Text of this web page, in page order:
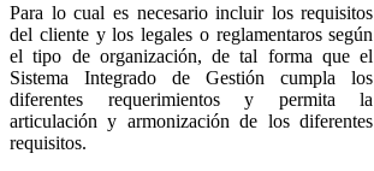
Para lo cual es necesario incluir los requisitos
del cliente y los legales o reglamentaros según
el tipo de organización, de tal forma que el
Sistema Integrado de Gestión cumpla los
diferentes requerimientos y permita la
articulación y armonización de los diferentes
requisitos.